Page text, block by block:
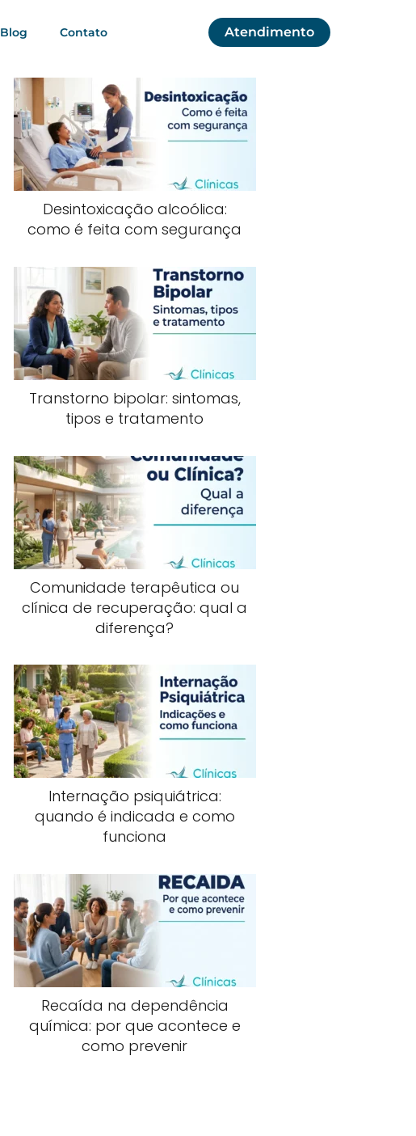
Blog Contato Atendimento
Desintoxicação alcoólica:
como é feita com segurança
Transtorno bipolar: sintomas,
tipos e tratamento
Comunidade terapêutica ou
clínica de recuperação: qual a
diferença?
Internação psiquiátrica:
quando é indicada e como
funciona
Recaída na dependência
química: por que acontece e
como prevenir